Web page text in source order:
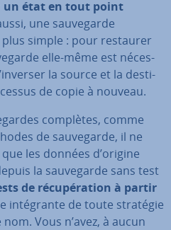
un état en tout point
une sau­ve­garde
simple : pour restaurer
elle-même est né­ces­
la source et la des­ti­
de copie à nouveau.
complètes, comme
de sau­ve­garde, il ne
les données d’origine
la sau­ve­garde sans test
de ré­cu­pé­ra­tion à partir
in­té­grante de toute stratégie
Vous n’avez, à aucun